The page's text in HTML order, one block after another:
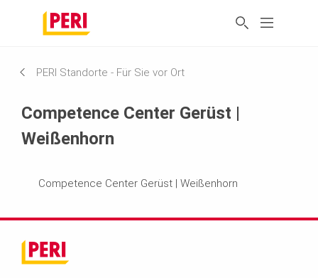
PERI Standorte - Für Sie vor Ort
Competence Center Gerüst |
Weißenhorn
Competence Center Gerüst | Weißenhorn